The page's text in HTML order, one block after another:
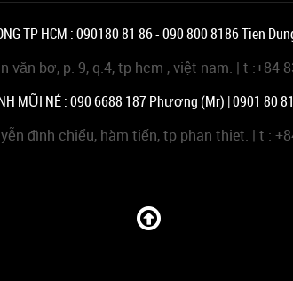
TP HCM : 090180 81 86 - 090 800 8186 Tien
văn bơ, p. 9, q.4, tp hcm , việt nam. | t :+84
MŨI NÉ : 090 6688 187 Phương (Mr) | 0901 80
đình chiểu, hàm tiến, tp phan thiet. | t :